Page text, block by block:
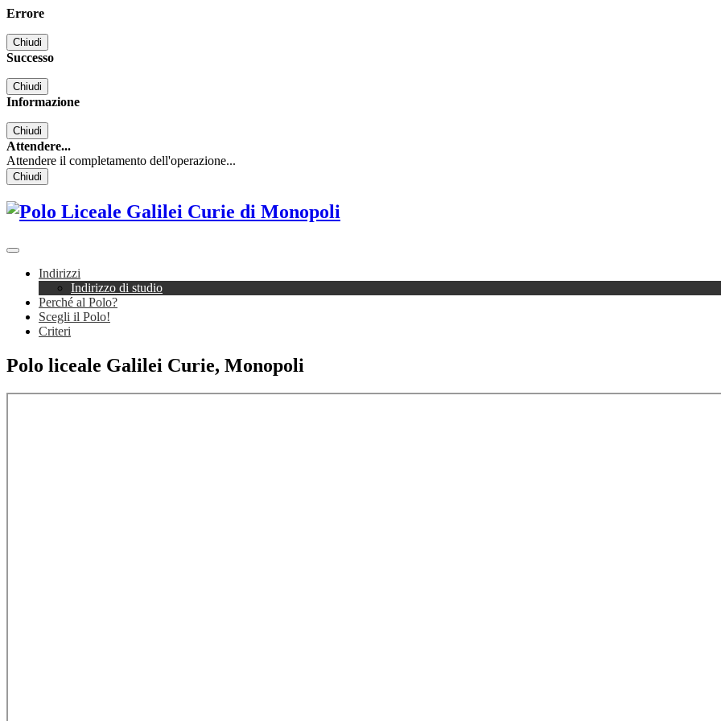
Errore
Chiudi
Successo
Chiudi
Informazione
Chiudi
Attendere...
Attendere il completamento dell'operazione...
Chiudi
Indirizzi
Indirizzo di studio
Perché al Polo?
Scegli il Polo!
Criteri
Polo liceale Galilei Curie, Monopoli